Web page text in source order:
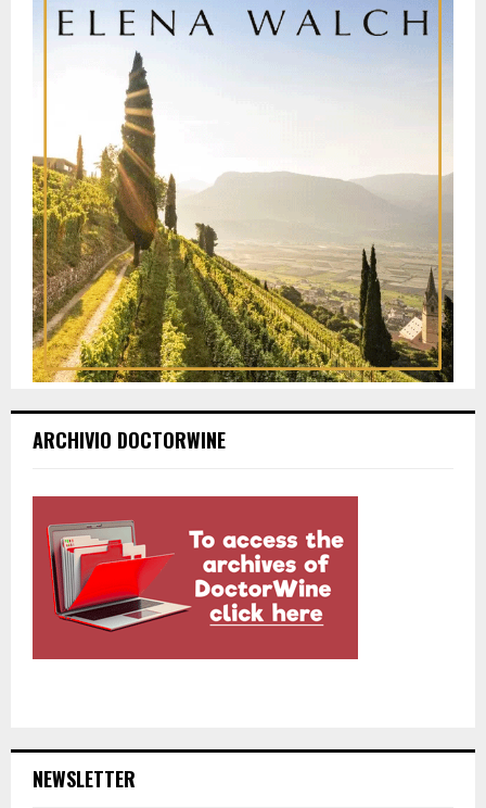
ARCHIVIO DOCTORWINE
NEWSLETTER